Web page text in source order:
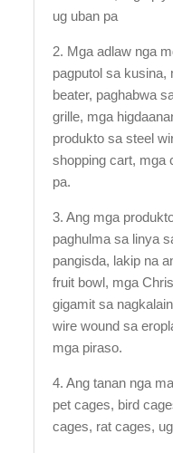
ug uban pa
2. Mga adlaw nga
pagputol sa kusina,
beater, paghabwa
grille, mga
produkto sa steel
shopping cart, mga
pa.
3. Ang mga
paghulma sa linya
pangisda, lakip na
fruit bowl, mga
gigamit sa
wire wound sa
mga piraso.
4. Ang tanan nga
pet cages, bird
cages, rat cages,